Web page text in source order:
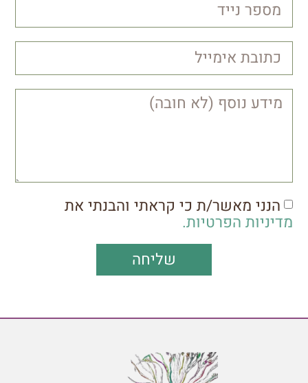
הנני מאשר/ת כי קראתי והבנתי את
מדיניות הפרטיות.
שליחה